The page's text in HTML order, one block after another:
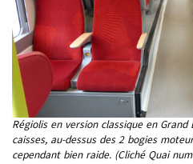
Régiolis en version classique en
caisses, au-dessus des 2 bogies
cependant bien raide. (Cliché Quai